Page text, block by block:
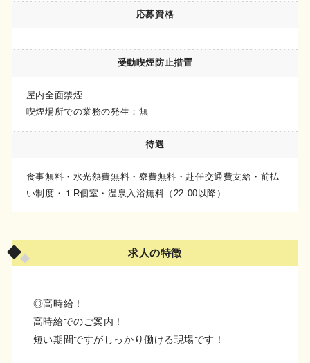
応募資格
受動喫煙 防止措置
屋内全面禁煙
喫煙場所での業務の発生：無
待遇
食事無料・水光熱費無料・寮費無料・赴任交通費支給・前払
い制度・１R個室・温泉入浴無料（22:00以降）
求人の特徴
◎高時給！
高時給でのご案内！
短い期間ですがしっかり働ける現場です！